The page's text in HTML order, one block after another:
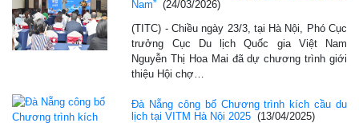
Nam” (24/03/2026)
(TITC) - Chiều ngày 23/3, tại Hà Nội, Phó Cục
trưởng Cục Du lịch Quốc gia Việt Nam
Nguyễn Thị Hoa Mai đã dự chương trình giới
thiệu Hội chợ…
Đà Nẵng công bố Chương trình kích cầu du
lịch tại VITM Hà Nội 2025 (13/04/2025)